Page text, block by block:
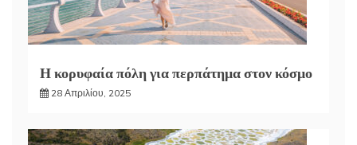
Η κορυφαία πόλη για περπάτημα στον κόσμο
28 Απριλίου, 2025